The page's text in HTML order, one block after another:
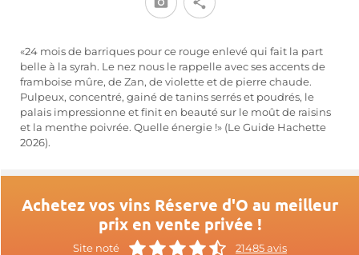
«24 mois de barriques pour ce rouge enlevé qui fait la part
belle à la syrah. Le nez nous le rappelle avec ses accents de
framboise mûre, de Zan, de violette et de pierre chaude.
Pulpeux, concentré, gainé de tanins serrés et poudrés, le
palais impressionne et finit en beauté sur le moût de raisins
et la menthe poivrée. Quelle énergie !» (Le Guide Hachette
2026).
Achetez vos vins Réserve d'O au meilleur
prix en vente privée !
Site noté 21485 avis